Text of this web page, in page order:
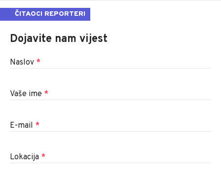
ČITAOCI REPORTERI
Dojavite nam vijest
Naslov *
Vaše ime *
E-mail *
Lokacija *